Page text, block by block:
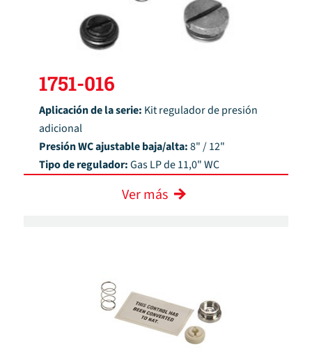
1751-016
Aplicación de la serie: Kit regulador de presión
adicional
Presión WC ajustable baja/alta:8" / 12"
Tipo de regulador:Gas LP de 11,0" WC
Ver más